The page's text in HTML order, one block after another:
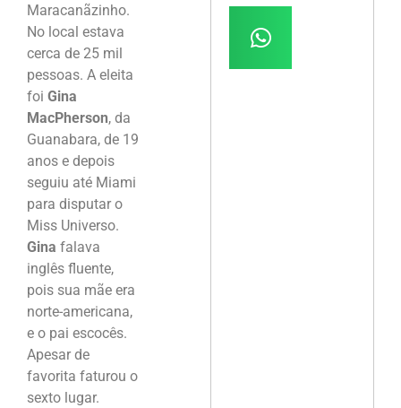
Maracanãzinho.
No local estava
cerca de 25 mil
pessoas. A eleita
foi Gina
MacPherson, da
Guanabara, de 19
anos e depois
seguiu até Miami
para disputar o
Miss Universo.
Gina falava
inglês fluente,
pois sua mãe era
norte-americana,
e o pai escocês.
Apesar de
favorita faturou o
sexto lugar.